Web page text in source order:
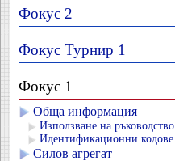
Фокус 2
Фокус Турнир 1
Фокус 1
Обща информация
Използване на ръководство
Идентификационни кодове
Силов агрегат